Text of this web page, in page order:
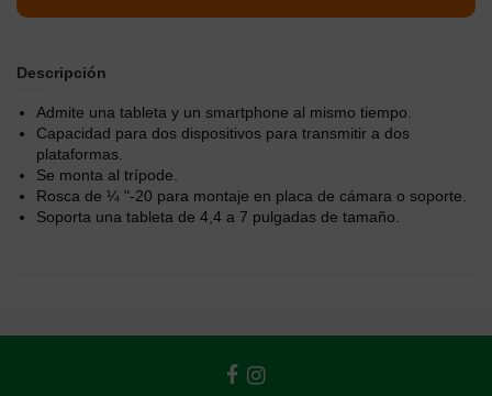
Descripción
Admite una tableta y un smartphone al mismo tiempo.
Capacidad para dos dispositivos para transmitir a dos
plataformas.
Se monta al trípode.
Rosca de ¼ "-20 para montaje en placa de cámara o soporte.
Soporta una tableta de 4,4 a 7 pulgadas de tamaño.